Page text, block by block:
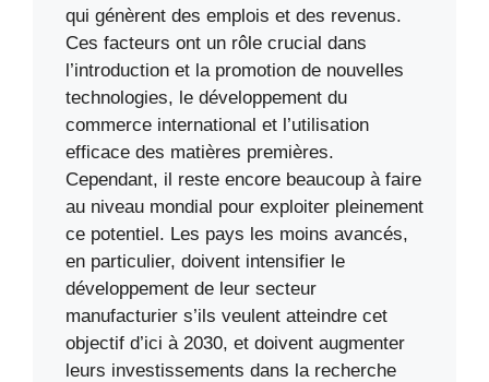
qui génèrent des emplois et des revenus.
Ces facteurs ont un rôle crucial dans
l’introduction et la promotion de nouvelles
technologies, le développement du
commerce international et l’utilisation
efficace des matières premières.
Cependant, il reste encore beaucoup à faire
au niveau mondial pour exploiter pleinement
ce potentiel. Les pays les moins avancés,
en particulier, doivent intensifier le
développement de leur secteur
manufacturier s’ils veulent atteindre cet
objectif d’ici à 2030, et doivent augmenter
leurs investissements dans la recherche